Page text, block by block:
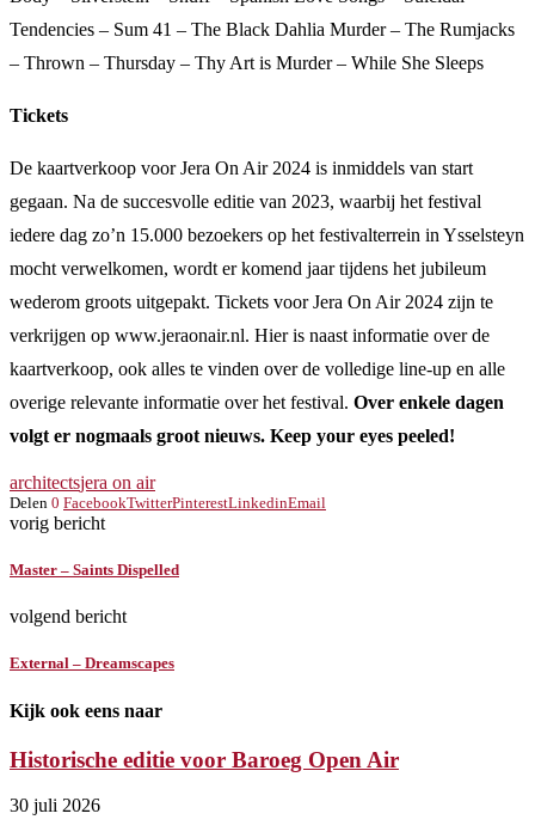
Tendencies – Sum 41 – The Black Dahlia Murder – The Rumjacks
– Thrown – Thursday – Thy Art is Murder – While She Sleeps
Tickets
De kaartverkoop voor Jera On Air 2024 is inmiddels van start
gegaan. Na de succesvolle editie van 2023, waarbij het festival
iedere dag zo’n 15.000 bezoekers op het festivalterrein in Ysselsteyn
mocht verwelkomen, wordt er komend jaar tijdens het jubileum
wederom groots uitgepakt. Tickets voor Jera On Air 2024 zijn te
verkrijgen op www.jeraonair.nl. Hier is naast informatie over de
kaartverkoop, ook alles te vinden over de volledige line-up en alle
overige relevante informatie over het festival. Over enkele dagen
volgt er nogmaals groot nieuws. Keep your eyes peeled!
architectsjera on air
Delen 0 FacebookTwitterPinterestLinkedinEmail
vorig bericht
Master – Saints Dispelled
volgend bericht
External – Dreamscapes
Kijk ook eens naar
Historische editie voor Baroeg Open Air
30 juli 2026